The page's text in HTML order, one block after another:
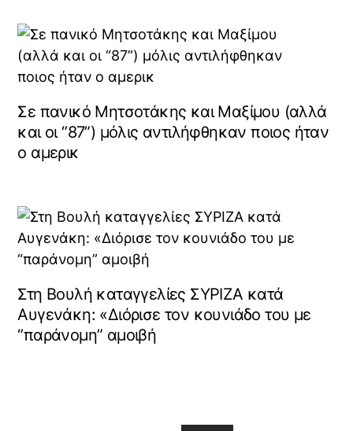
Σε πανικό Μητσοτάκης και Μαξίμου (αλλά
και οι “87”) μόλις αντιλήφθηκαν ποιος ήταν
ο αμερικ
Στη Βουλή καταγγελίες ΣΥΡΙΖΑ κατά
Αυγενάκη: «Διόρισε τον κουνιάδο του με
“παράνομη” αμοιβή